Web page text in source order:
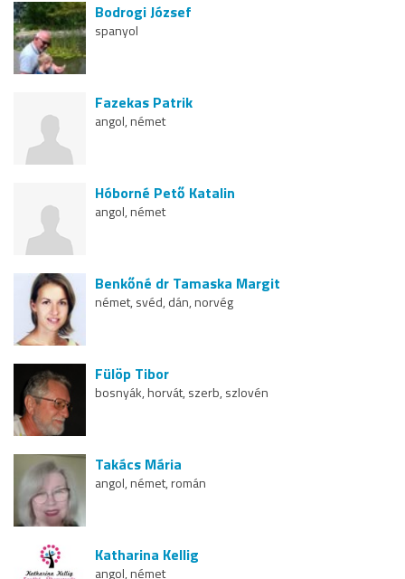
Bodrogi József
spanyol
Fazekas Patrik
angol, német
Hóborné Pető Katalin
angol, német
Benkőné dr Tamaska Margit
német, svéd, dán, norvég
Fülöp Tibor
bosnyák, horvát, szerb, szlovén
Takács Mária
angol, német, román
Katharina Kellig
angol, német